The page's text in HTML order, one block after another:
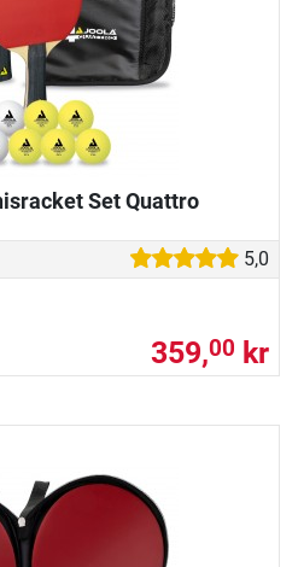
Set Quattro
5,0
359,00 kr